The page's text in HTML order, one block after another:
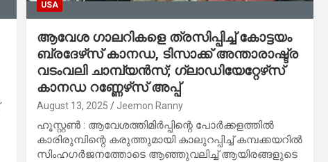
USA
ആവേശ ഗാലറികളെ ത്രസിപ്പിച്ച് കോട്ടയം
ബ്രദേഴ്‌സ് കാനഡ, ടിസാക്ക് അന്താരാഷ്ട്ര
വടംവലി ചാമ്പ്യന്‍സ്; ഗ്ലാഡിയേറ്റേഴ്‌സ്
കാനഡ റണ്ണേഴ്‌സ് അപ്പ്
August 13, 2025 Jeemon Ranny
ഹൂസ്റ്റണ്‍ : ആവേശത്തിമിര്‍പ്പിന്റെ പോര്‍ക്കളത്തില്‍
കാരിരുമ്പിന്റെ കരുത്തുമായി കാലുറപ്പിച്ച് കമ്പക്കയറില്‍
സിംഹഗര്‍ജനത്തോടെ ആഞ്ഞുവലിച്ച് ആയിരങ്ങളുടെ